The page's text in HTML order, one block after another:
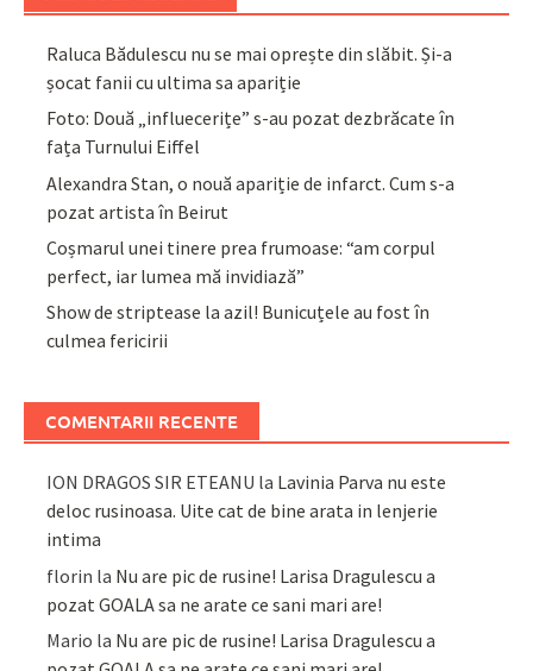
Raluca Bădulescu nu se mai oprește din slăbit. Și-a
șocat fanii cu ultima sa apariție
Foto: Două „influecerițe” s-au pozat dezbrăcate în
fața Turnului Eiffel
Alexandra Stan, o nouă apariție de infarct. Cum s-a
pozat artista în Beirut
Coșmarul unei tinere prea frumoase: “am corpul
perfect, iar lumea mă invidiază”
Show de striptease la azil! Bunicuțele au fost în
culmea fericirii
COMENTARII RECENTE
ION DRAGOS SIR ETEANU la Lavinia Parva nu este
deloc rusinoasa. Uite cat de bine arata in lenjerie
intima
florin la Nu are pic de rusine! Larisa Dragulescu a
pozat GOALA sa ne arate ce sani mari are!
Mario la Nu are pic de rusine! Larisa Dragulescu a